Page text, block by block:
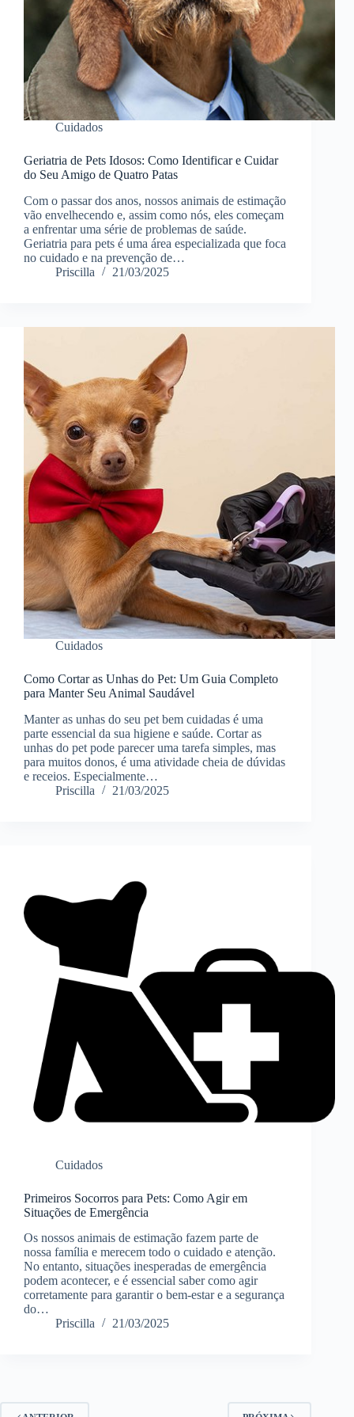
Cuidados
Geriatria de Pets Idosos: Como Identificar e Cuidar
do Seu Amigo de Quatro Patas
Com o passar dos anos, nossos animais de estimação
vão envelhecendo e, assim como nós, eles começam
a enfrentar uma série de problemas de saúde.
Geriatria para pets é uma área especializada que foca
no cuidado e na prevenção de…
Priscilla
21/03/2025
Cuidados
Como Cortar as Unhas do Pet: Um Guia Completo
para Manter Seu Animal Saudável
Manter as unhas do seu pet bem cuidadas é uma
parte essencial da sua higiene e saúde. Cortar as
unhas do pet pode parecer uma tarefa simples, mas
para muitos donos, é uma atividade cheia de dúvidas
e receios. Especialmente…
Priscilla
21/03/2025
Cuidados
Primeiros Socorros para Pets: Como Agir em
Situações de Emergência
Os nossos animais de estimação fazem parte de
nossa família e merecem todo o cuidado e atenção.
No entanto, situações inesperadas de emergência
podem acontecer, e é essencial saber como agir
corretamente para garantir o bem-estar e a segurança
do…
Priscilla
21/03/2025